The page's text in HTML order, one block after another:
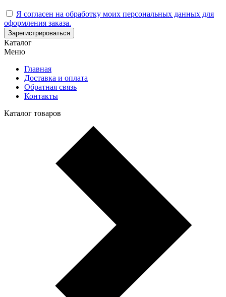
Я согласен на обработку моих персональных данных для
оформления заказа.
Зарегистрироваться
Каталог
Меню
Главная
Доставка и оплата
Обратная связь
Контакты
Каталог товаров